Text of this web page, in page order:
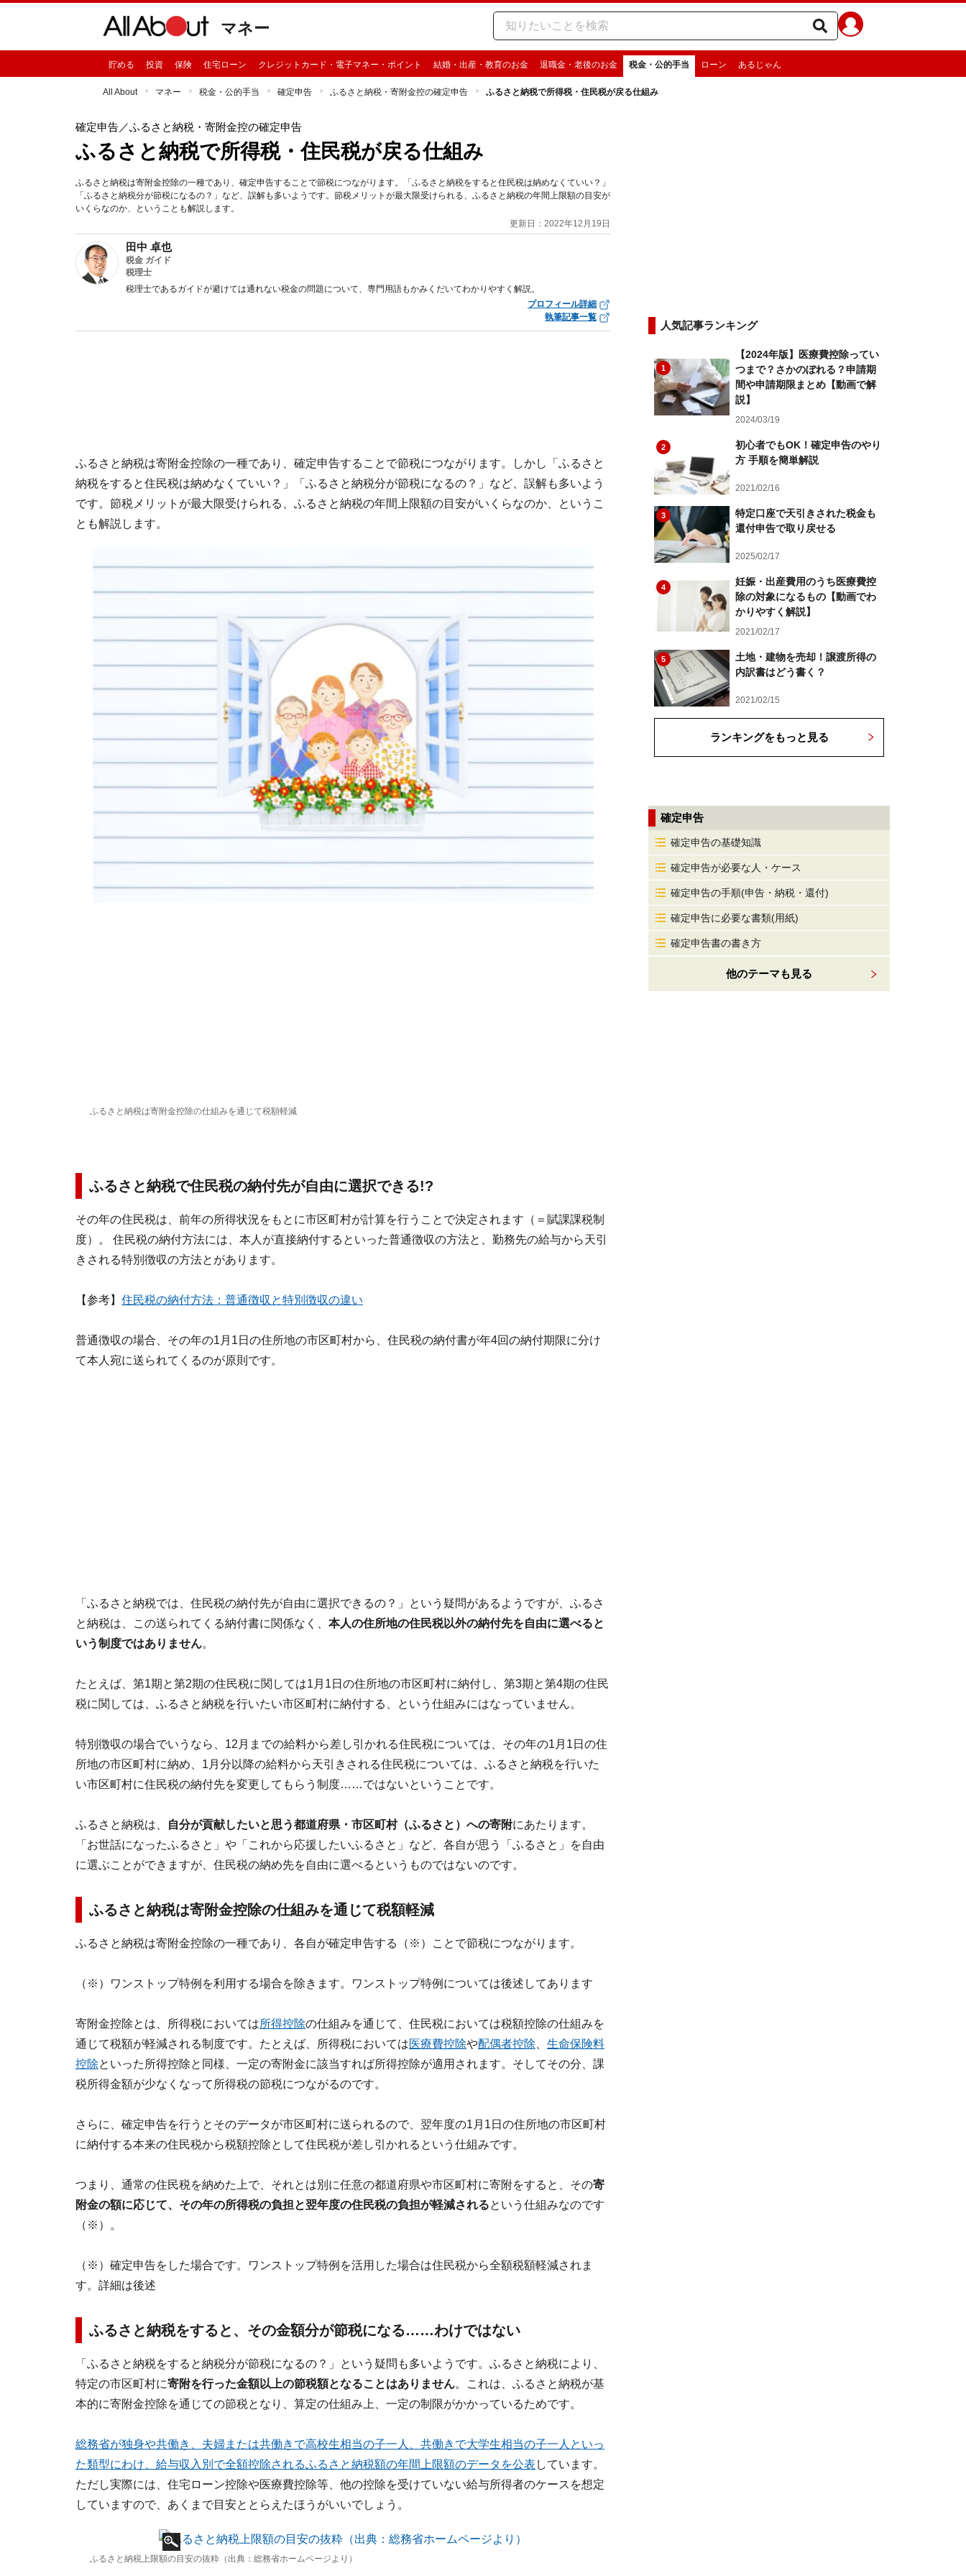
マネー
貯める 投資 保険 住宅ローン クレジットカード・電子マネー・ポイント 結婚・出産・教育のお金 退職金・老後のお金 税金・公的手当 ローン あるじゃん
All About マネー 税金・公的手当 確定申告 ふるさと納税・寄附金控の確定申告 ふるさと納税で所得税・住民税が戻る仕組み
確定申告／ふるさと納税・寄附金控の確定申告
ふるさと納税で所得税・住民税が戻る仕組み
ふるさと納税は寄附金控除の一種であり、確定申告することで節税につながります。「ふるさと納税をすると住民税は納めなくていい？」
「ふるさと納税分が節税になるの？」など、誤解も多いようです。節税メリットが最大限受けられる、ふるさと納税の年間上限額の目安が
いくらなのか、ということも解説します。
更新日：2022年12月19日
田中 卓也
税金 ガイド
税理士
税理士であるガイドが避けては通れない税金の問題について、専門用語もかみくだいてわかりやすく解説。
プロフィール詳細
執筆記事一覧
ふるさと納税は寄附金控除の一種であり、確定申告することで節税につながります。しかし「ふるさと
納税をすると住民税は納めなくていい？」「ふるさと納税分が節税になるの？」など、誤解も多いよう
です。節税メリットが最大限受けられる、ふるさと納税の年間上限額の目安がいくらなのか、というこ
とも解説します。
ふるさと納税は寄附金控除の仕組みを通じて税額軽減
ふるさと納税で住民税の納付先が自由に選択できる!?
その年の住民税は、前年の所得状況をもとに市区町村が計算を行うことで決定されます（＝賦課課税制
度）。 住民税の納付方法には、本人が直接納付するといった普通徴収の方法と、勤務先の給与から天引
きされる特別徴収の方法とがあります。
【参考】 住民税の納付方法：普通徴収と特別徴収の違い
普通徴収の場合、その年の1月1日の住所地の市区町村から、住民税の納付書が年4回の納付期限に分け
て本人宛に送られてくるのが原則です。
「ふるさと納税では、住民税の納付先が自由に選択できるの？」という疑問があるようですが、ふるさ
と納税は、この送られてくる納付書に関係なく、 本人の住所地の住民税以外の納付先を自由に選べると
いう制度ではありません。
たとえば、第1期と第2期の住民税に関しては1月1日の住所地の市区町村に納付し、第3期と第4期の住民
税に関しては、ふるさと納税を行いたい市区町村に納付する、という仕組みにはなっていません。
特別徴収の場合でいうなら、12月までの給料から差し引かれる住民税については、その年の1月1日の住
所地の市区町村に納め、1月分以降の給料から天引きされる住民税については、ふるさと納税を行いた
い市区町村に住民税の納付先を変更してもらう制度……ではないということです。
ふるさと納税は、 自分が貢献したいと思う都道府県・市区町村（ふるさと）への寄附にあたります。
「お世話になったふるさと」や「これから応援したいふるさと」など、各自が思う「ふるさと」を自由
に選ぶことができますが、住民税の納め先を自由に選べるというものではないのです。
ふるさと納税は寄附金控除の仕組みを通じて税額軽減
ふるさと納税は寄附金控除の一種であり、各自が確定申告する（※）ことで節税につながります。
（※）ワンストップ特例を利用する場合を除きます。ワンストップ特例については後述してあります
寄附金控除とは、所得税においては所得控除の仕組みを通じて、住民税においては税額控除の仕組みを
通じて税額が軽減される制度です。たとえば、所得税においては医療費控除や配偶者控除
生命保険料
控除といった所得控除と同様、一定の寄附金に該当すれば所得控除が適用されます。そしてその分、課
税所得金額が少なくなって所得税の節税につながるのです。
さらに、確定申告を行うとそのデータが市区町村に送られるので、翌年度の1月1日の住所地の市区町村
に納付する本来の住民税から税額控除として住民税が差し引かれるという仕組みです。
つまり、通常の住民税を納めた上で、それとは別に任意の都道府県や市区町村に寄附をすると、その寄
附金の額に応じて、その年の所得税の負担と翌年度の住民税の負担が軽減されるという仕組みなのです
（※）。
（※）確定申告をした場合です。ワンストップ特例を活用した場合は住民税から全額税額軽減されま
す。詳細は後述
ふるさと納税をすると、その金額分が節税になる……わけではない
「ふるさと納税をすると納税分が節税になるの？」という疑問も多いようです。ふるさと納税により、
特定の市区町村に寄附を行った金額以上の節税額となることはありません。これは、ふるさと納税が基
本的に寄附金控除を通じての節税となり、算定の仕組み上、一定の制限がかかっているためです。
総務省が独身や共働き、夫婦または共働きで高校生相当の子一人、共働きで大学生相当の子一人といっ
た類型にわけ、給与収入別で全額控除されるふるさと納税額の年間上限額のデータを公表 しています。
ただし実際には、住宅ローン控除や医療費控除等、他の控除を受けていない給与所得者のケースを想定
していますので、あくまで目安ととらえたほうがいいでしょう。
ふるさと納税上限額の目安の抜粋（出典：総務省ホームページより）
人気記事ランキング
1
【2024年版】医療費控除ってい
つまで？さかのぼれる？申請期
間や申請期限まとめ【動画で解
説】
2024/03/19
2
初心者でもOK！確定申告のやり
方 手順を簡単解説
2021/02/16
3
特定口座で天引きされた税金も
還付申告で取り戻せる
2025/02/17
4
妊娠・出産費用のうち医療費控
除の対象になるもの【動画でわ
かりやすく解説】
2021/02/17
5
土地・建物を売却！譲渡所得の
内訳書はどう書く？
2021/02/15
ランキングをもっと見る
確定申告
確定申告の基礎知識
確定申告が必要な人・ケース
確定申告の手順(申告・納税・還付)
確定申告に必要な書類(用紙)
確定申告書の書き方
他のテーマも見る